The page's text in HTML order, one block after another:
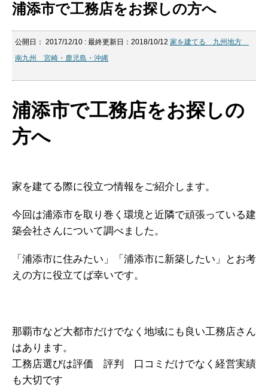
浦添市で工務店をお探しの方へ
公開日： 2017/12/10 : 最終更新日：2018/10/12 家を建てる 九州地方
南九州 宮崎・鹿児島・沖縄
浦添市で工務店をお探しの
方へ
家を建てる際に役立つ情報をご紹介します。
今回は浦添市を取り巻く環境と近隣で頑張っている建
築会社さんについて調べました。
「浦添市に住みたい」「浦添市に新築したい」とお考
えの方に役立てば幸いです。
那覇市など大都市だけでなく地域にも良い工務店さん
はあります。
工務店選びは評価 評判 口コミだけでなく経営実績
も大切です